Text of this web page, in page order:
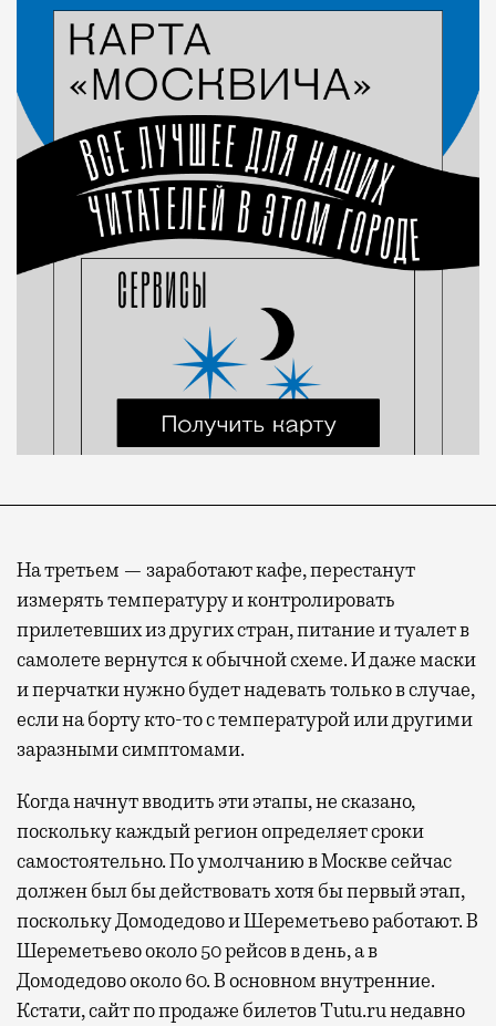
На третьем — заработают кафе, перестанут
измерять температуру и контролировать
прилетевших из других стран, питание и туалет в
самолете вернутся к обычной схеме. И даже маски
и перчатки нужно будет надевать только в случае,
если на борту кто-то с температурой или другими
заразными симптомами.
Когда начнут вводить эти этапы, не сказано,
поскольку каждый регион определяет сроки
самостоятельно. По умолчанию в Москве сейчас
должен был бы действовать хотя бы первый этап,
поскольку Домодедово и Шереметьево работают. В
Шереметьево около 50 рейсов в день, а в
Домодедово около 60. В основном внутренние.
Кстати, сайт по продаже билетов Tutu.ru недавно